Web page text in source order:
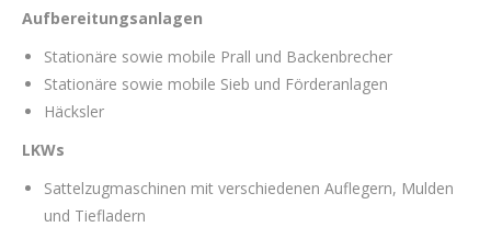
Aufbereitungsanlagen
Stationäre sowie mobile Prall und Backenbrecher
Stationäre sowie mobile Sieb und Förderanlagen
Häcksler
LKWs
Sattelzugmaschinen mit verschiedenen Auflegern, Mulden
und Tiefladern